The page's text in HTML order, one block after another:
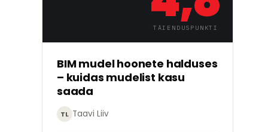
TÄIENDUSPUNKTI
BIM mudel hoonete halduses
– kuidas mudelist kasu
saada
TL Taavi Liiv